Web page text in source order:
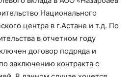
Национального
центра в г.Астане и т.д. По
в отчетном году
договор подряда и
заключению контракта с